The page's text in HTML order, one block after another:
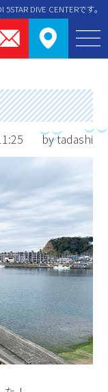
DIVE CENTERです。
by tadashi